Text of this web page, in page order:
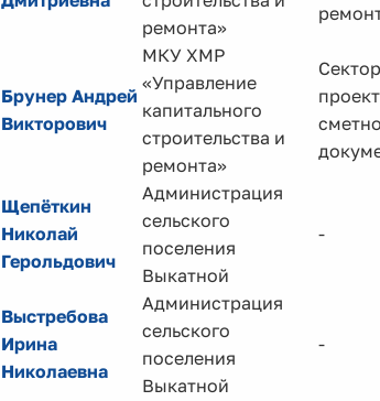
ремонта»
Брунер Андрей
Викторович
МКУ ХМР
«Управление
капитального
строительства и
ремонта»
Сектор
Щепёткин
Николай
Герольдович
Администрация
сельского
поселения
Выкатной
-
Выстребова
Ирина
Николаевна
Администрация
сельского
поселения
Выкатной
-